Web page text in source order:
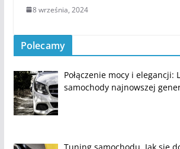
8 września, 2024
Polecamy
Połączenie mocy i elegancji:
samochody najnowszej